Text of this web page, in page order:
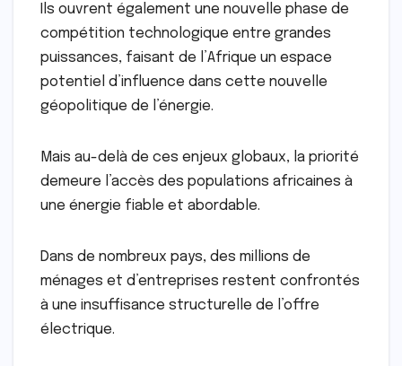
Ils ouvrent également une nouvelle phase de
compétition technologique entre grandes
puissances, faisant de l’Afrique un espace
potentiel d’influence dans cette nouvelle
géopolitique de l’énergie.
Mais au-delà de ces enjeux globaux, la priorité
demeure l’accès des populations africaines à
une énergie fiable et abordable.
Dans de nombreux pays, des millions de
ménages et d’entreprises restent confrontés
à une insuffisance structurelle de l’offre
électrique.